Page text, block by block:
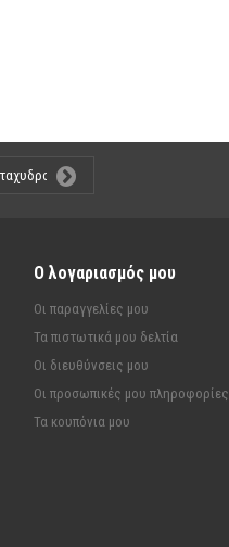
Ο λογαριασμός μου
Οι παραγγελίες μου
Τα πιστωτικά μου δελτία
Οι διευθύνσεις μου
Οι προσωπικές μου πληροφορίες
Τα κουπόνια μου